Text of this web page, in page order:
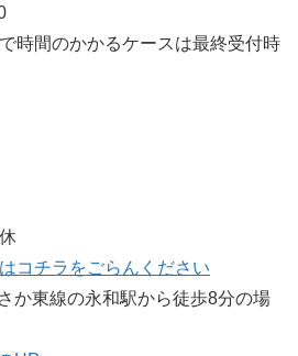
時間のかかるケースは最終受付時
コチラをごらんください
か東線の永和駅から徒歩8分の場